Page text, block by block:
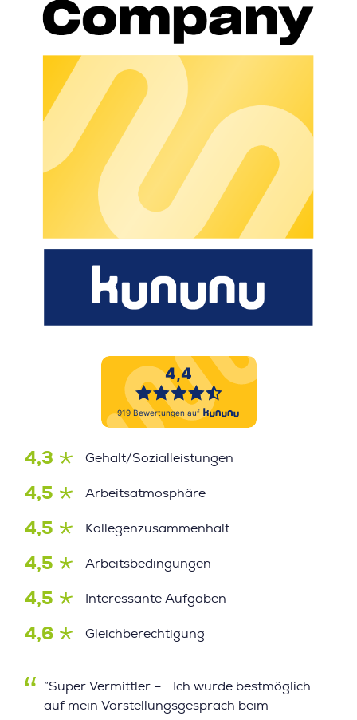
4,3 Gehalt/Sozialleistungen
4,5 Arbeitsatmosphäre
4,5 Kollegenzusammenhalt
4,5 Arbeitsbedingungen
4,5 Interessante Aufgaben
4,6 Gleichberechtigung
”Super Vermittler – Ich wurde bestmöglich
auf mein Vorstellungsgespräch beim